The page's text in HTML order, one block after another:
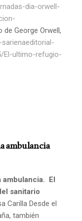
dia-orwell-
de George Orwell,
El-ultimo-refugio-
ambulancia
ambulancia. El
sanitario
Carilla Desde el
también